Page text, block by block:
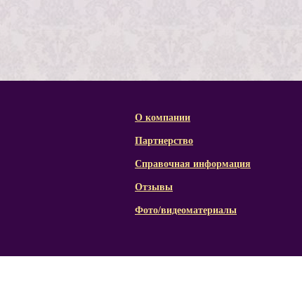
О компании
Партнерство
Справочная информация
Отзывы
Фото/видеоматериалы